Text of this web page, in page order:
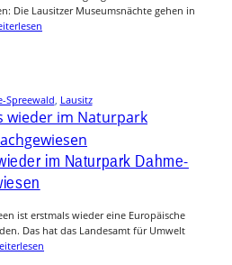
Die Lausitzer Museumsnächte gehen in
Spreewald, Lausitz
im Naturpark Dahme-
ist erstmals wieder eine Europäische
Das hat das Landesamt für Umwelt